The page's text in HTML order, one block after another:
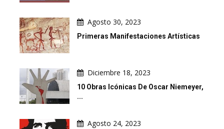
Agosto 30, 2023
Primeras Manifestaciones Artísticas
Diciembre 18, 2023
10 Obras Icónicas De Oscar Niemeyer,
...
Agosto 24, 2023